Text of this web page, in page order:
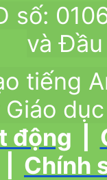
số:
và
tiếng
Giáo
động
Chính